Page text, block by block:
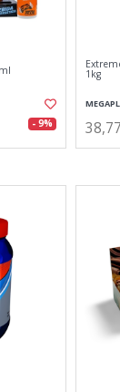
- 9%
1kg